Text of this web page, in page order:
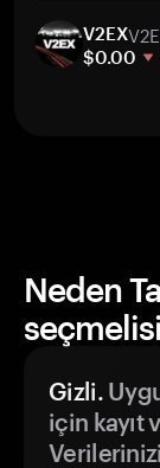
30 gün
Piyasa değeri
V2EX
$0.00
Neden
Gizli.
için kayıt